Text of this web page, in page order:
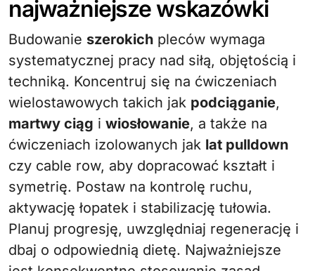
najważniejsze wskazówki
Budowanie szerokich pleców wymaga
systematycznej pracy nad siłą, objętością i
techniką. Koncentruj się na ćwiczeniach
wielostawowych takich jak podciąganie,
martwy ciąg i wiosłowanie, a także na
ćwiczeniach izolowanych jak lat pulldown
czy cable row, aby dopracować kształt i
symetrię. Postaw na kontrolę ruchu,
aktywację łopatek i stabilizację tułowia.
Planuj progresję, uwzględniaj regenerację i
dbaj o odpowiednią dietę. Najważniejsze